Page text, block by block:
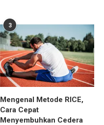
3
Mengenal Metode RICE,
Cara Cepat
Menyembuhkan Cedera